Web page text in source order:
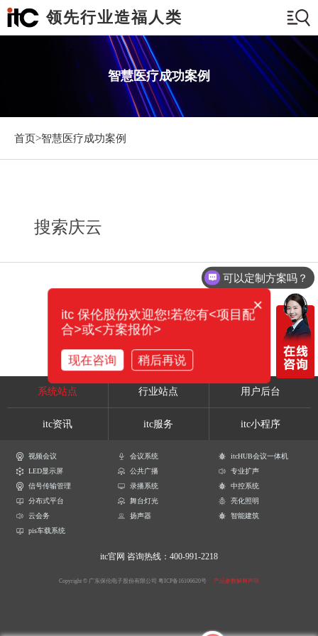
领先行业造福人类
智慧医疗成功案例
首页>智慧医疗成功案例
搜索庆云
系统站点 行业站点 用户后台
itc资讯 itc服务 itc小程序
视频会议 会议系统
itcHUB会议一体机
LED显示屏
公共广播
专业扩声
信号传输管理
录播系统
中控系统
分布式平台
舞台灯光
亮化照明
云会务
扬声器
智能建筑
pis车载系统
itc官网 咨询热线：400-991-2218
Copyright © 广东保伦电子股份有限公司 粤ICP备16106620号 产品参数解释声明
可以定制方案吗？
×
itc 保伦股份欢迎您!若您有<项目配
合>或<方案报价>
现在咨询 稍后再说